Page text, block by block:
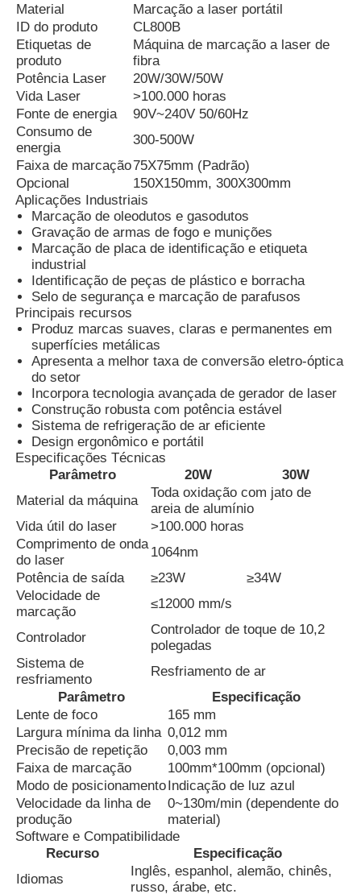
Casa
Produtos
Quem Somos
Fábrica
Controle de Qualidade
Fale Conosco
notícias
Pedir um orçamento
Máquina de marcação a laser de fibra
máquina handheld da marcação do laser
Máquina de marcação a laser de CO2
Máquina de marcação a laser UV
Impressora a jato de tinta
Cartuchos de tinta industriais
Máquina de transporte de páginas
Impressora UV industrial
Máquina de vedação contínua
Material
Marcação a laser portátil
ID do produto
CL800B
Etiquetas de
produto
Máquina de marcação a laser de
fibra
Potência Laser
20W/30W/50W
Vida Laser
>100.000 horas
Fonte de energia
90V~240V 50/60Hz
Consumo de
energia
300-500W
Faixa de marcação75X75mm (Padrão)
Opcional
150X150mm, 300X300mm
Aplicações Industriais
Marcação de oleodutos e gasodutos
Gravação de armas de fogo e munições
Marcação de placa de identificação e etiqueta
industrial
Identificação de peças de plástico e borracha
Selo de segurança e marcação de parafusos
Principais recursos
Produz marcas suaves, claras e permanentes em
superfícies metálicas
Apresenta a melhor taxa de conversão eletro-óptica
do setor
Incorpora tecnologia avançada de gerador de laser
Construção robusta com potência estável
Sistema de refrigeração de ar eficiente
Design ergonômico e portátil
Especificações Técnicas
Parâmetro
20W
30W
Material da máquina
Toda oxidação com jato de
areia de alumínio
Vida útil do laser
>100.000 horas
Comprimento de onda
do laser
1064nm
Potência de saída
≥23W
≥34W
Velocidade de
marcação
≤12000 mm/s
Controlador
Controlador de toque de 10,2
polegadas
Sistema de
resfriamento
Resfriamento de ar
Parâmetro
Especificação
Lente de foco
165 mm
Largura mínima da linha 0,012 mm
Precisão de repetição
0,003 mm
Faixa de marcação
100mm*100mm (opcional)
Modo de posicionamentoIndicação de luz azul
Velocidade da linha de
produção
0~130m/min (dependente do
material)
Software e Compatibilidade
Recurso
Especificação
Idiomas
Inglês, espanhol, alemão, chinês,
russo, árabe, etc.